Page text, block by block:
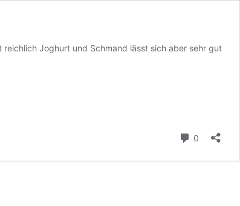
Joghurt und Schmand lässt sich aber sehr gut
0